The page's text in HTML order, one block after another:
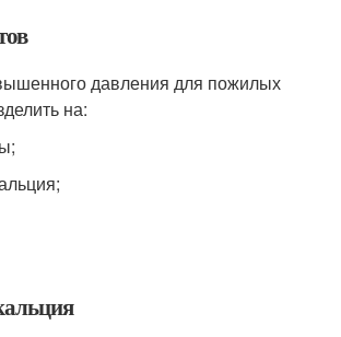
давления для пожилых
на: